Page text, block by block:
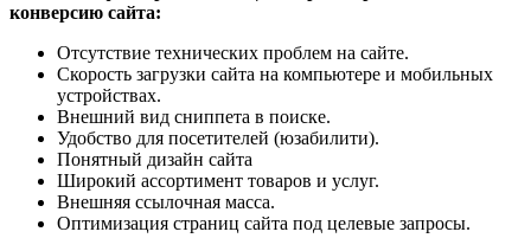
конверсию сайта:
Отсутствие технических проблем на сайте.
Скорость загрузки сайта на компьютере и мобильных
устройствах.
Внешний вид сниппета в поиске.
Удобство для посетителей (юзабилити).
Понятный дизайн сайта
Широкий ассортимент товаров и услуг.
Внешняя ссылочная масса.
Оптимизация страниц сайта под целевые запросы.